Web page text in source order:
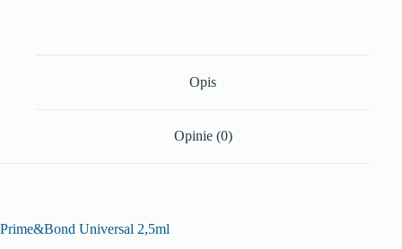
Opis
Opinie (0)
Prime&Bond Universal 2,5ml